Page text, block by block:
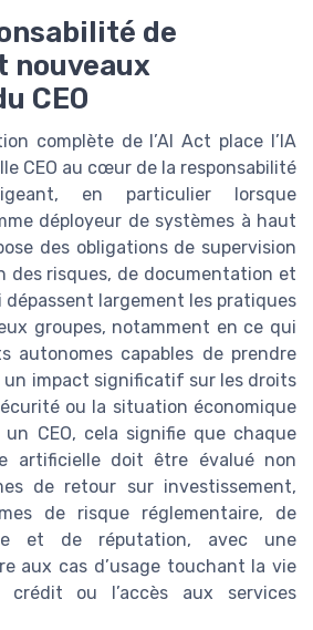
de
nouveaux
CEO
complète de l’AI Act place l’IA
CEO au cœur de la responsabilité
en particulier lorsque
déployeur de systèmes à haut
des obligations de supervision
des risques, de documentation et
dépassent largement les pratiques
groupes, notamment en ce qui
autonomes capables de prendre
un impact significatif sur les droits
ou la situation économique
CEO, cela signifie que chaque
artificielle doit être évalué non
de retour sur investissement,
de risque réglementaire, de
et de réputation, avec une
aux cas d’usage touchant la vie
crédit ou l’accès aux services